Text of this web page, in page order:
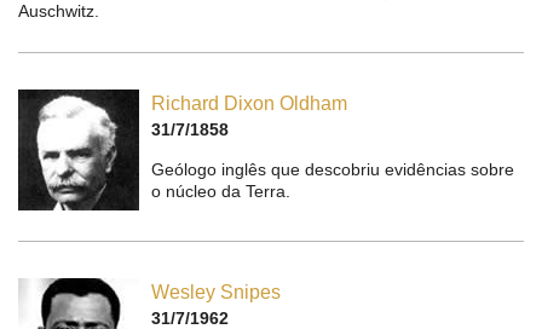
Auschwitz.
Richard Dixon Oldham
31/7/1858
Geólogo inglês que descobriu evidências sobre
o núcleo da Terra.
Wesley Snipes
31/7/1962